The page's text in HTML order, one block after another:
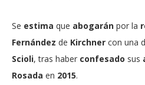
Se estima que abogarán por la
Fernández de Kirchner con una
Scioli, tras haber confesado sus
Rosada en 2015.